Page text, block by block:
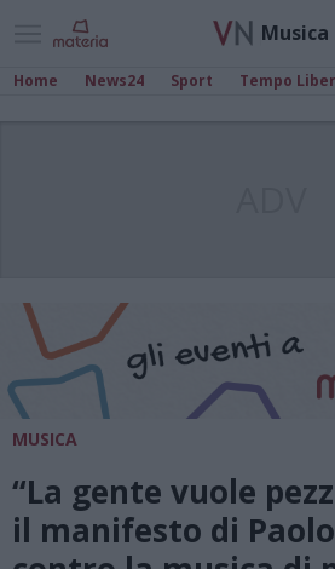
Musica
Home News24 Sport Tempo
MUSICA
“La gente vuole
il manifesto di